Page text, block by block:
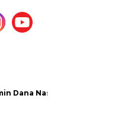
Nasabah Aman